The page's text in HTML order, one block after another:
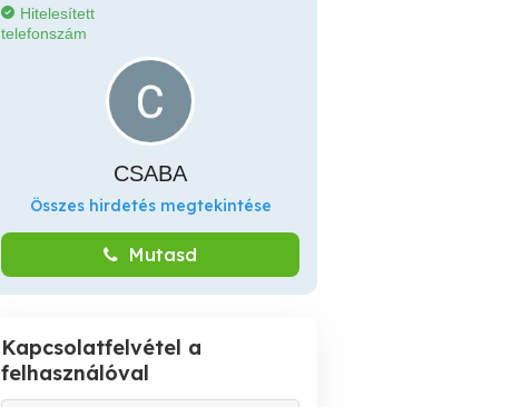
Hitelesített
telefonszám
CSABA
Összes hirdetés megtekintése
Mutasd
Kapcsolatfelvétel a
felhasználóval